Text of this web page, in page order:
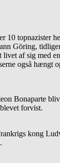
10 topnazister
Göring,
livet af sig med
også hængt
Bonaparte
forvist.
kong